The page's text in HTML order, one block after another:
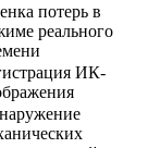
потерь в
реального
ИК-